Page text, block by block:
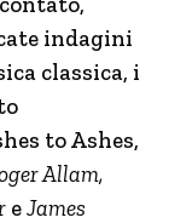
indagini
classica, i
to Ashes,
Allam,
eJames